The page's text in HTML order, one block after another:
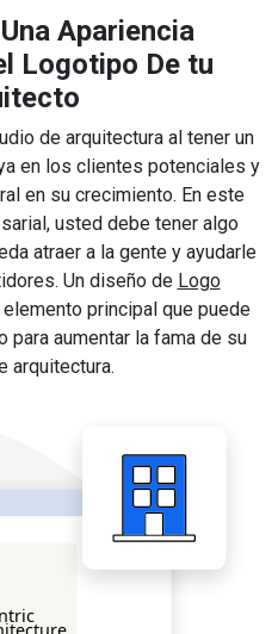
Apariencia
Logotipo De tu
de arquitectura al tener un
en los clientes potenciales y
en su crecimiento. En este
usted debe tener algo
atraer a la gente y ayudarle
Un diseño de Logo
principal que puede
para aumentar la fama de su
arquitectura.